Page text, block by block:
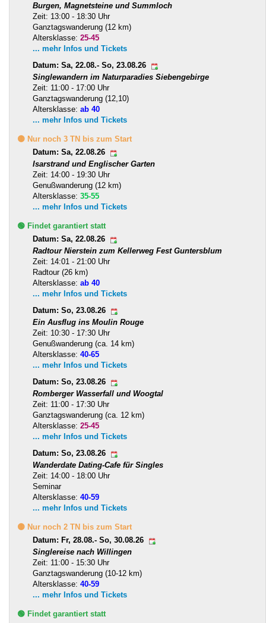
Burgen, Magnetsteine und Summloch
Zeit: 13:00 - 18:30 Uhr
Ganztagswanderung (12 km)
Altersklasse: 25-45
... mehr Infos und Tickets
Datum: Sa, 22.08.- So, 23.08.26
Singlewandern im Naturparadies Siebengebirge
Zeit: 11:00 - 17:00 Uhr
Ganztagswanderung (12,10)
Altersklasse: ab 40
... mehr Infos und Tickets
🟡 Nur noch 3 TN bis zum Start
Datum: Sa, 22.08.26
Isarstrand und Englischer Garten
Zeit: 14:00 - 19:30 Uhr
Genußwanderung (12 km)
Altersklasse: 35-55
... mehr Infos und Tickets
🟢 Findet garantiert statt
Datum: Sa, 22.08.26
Radtour Nierstein zum Kellerweg Fest Guntersblum
Zeit: 14:01 - 21:00 Uhr
Radtour (26 km)
Altersklasse: ab 40
... mehr Infos und Tickets
Datum: So, 23.08.26
Ein Ausflug ins Moulin Rouge
Zeit: 10:30 - 17:30 Uhr
Genußwanderung (ca. 14 km)
Altersklasse: 40-65
... mehr Infos und Tickets
Datum: So, 23.08.26
Romberger Wasserfall und Woogtal
Zeit: 11:00 - 17:30 Uhr
Ganztagswanderung (ca. 12 km)
Altersklasse: 25-45
... mehr Infos und Tickets
Datum: So, 23.08.26
Wanderdate Dating-Cafe für Singles
Zeit: 14:00 - 18:00 Uhr
Seminar
Altersklasse: 40-59
... mehr Infos und Tickets
🟡 Nur noch 2 TN bis zum Start
Datum: Fr, 28.08.- So, 30.08.26
Singlereise nach Willingen
Zeit: 11:00 - 15:30 Uhr
Ganztagswanderung (10-12 km)
Altersklasse: 40-59
... mehr Infos und Tickets
🟢 Findet garantiert statt